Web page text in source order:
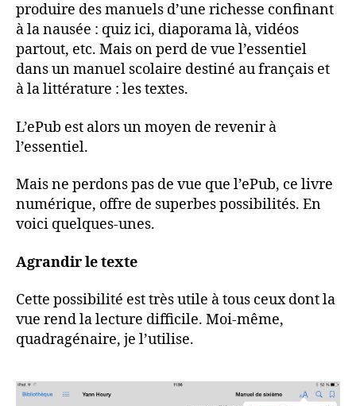
produire des manuels d’une richesse confinant
à la nausée : quiz ici, diaporama là, vidéos
partout, etc. Mais on perd de vue l’essentiel
dans un manuel scolaire destiné au français et
à la littérature : les textes.
L’ePub est alors un moyen de revenir à
l’essentiel.
Mais ne perdons pas de vue que l’ePub, ce livre
numérique, offre de superbes possibilités. En
voici quelques-unes.
Agrandir le texte
Cette possibilité est très utile à tous ceux dont la
vue rend la lecture difficile. Moi-même,
quadragénaire, je l’utilise.